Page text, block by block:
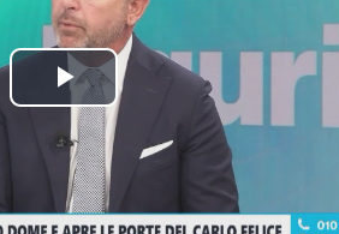
P
l
a